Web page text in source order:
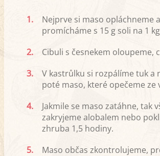
1.
Nejprve si maso opláchneme
promícháme s 15 g soli na 1
2.
Cibuli s česnekem oloupeme,
3.
V kastrůlku si rozpálíme tuk a
poté maso, které opečeme ze
4.
Jakmile se maso zatáhne, tak
zakryjeme alobalem nebo
zhruba 1,5 hodiny.
5.
Maso občas zkontrolujeme,